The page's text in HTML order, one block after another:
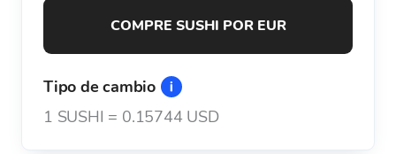
COMPRE SUSHI POR EUR
Tipo de cambio
1 SUSHI = 0.15744 USD